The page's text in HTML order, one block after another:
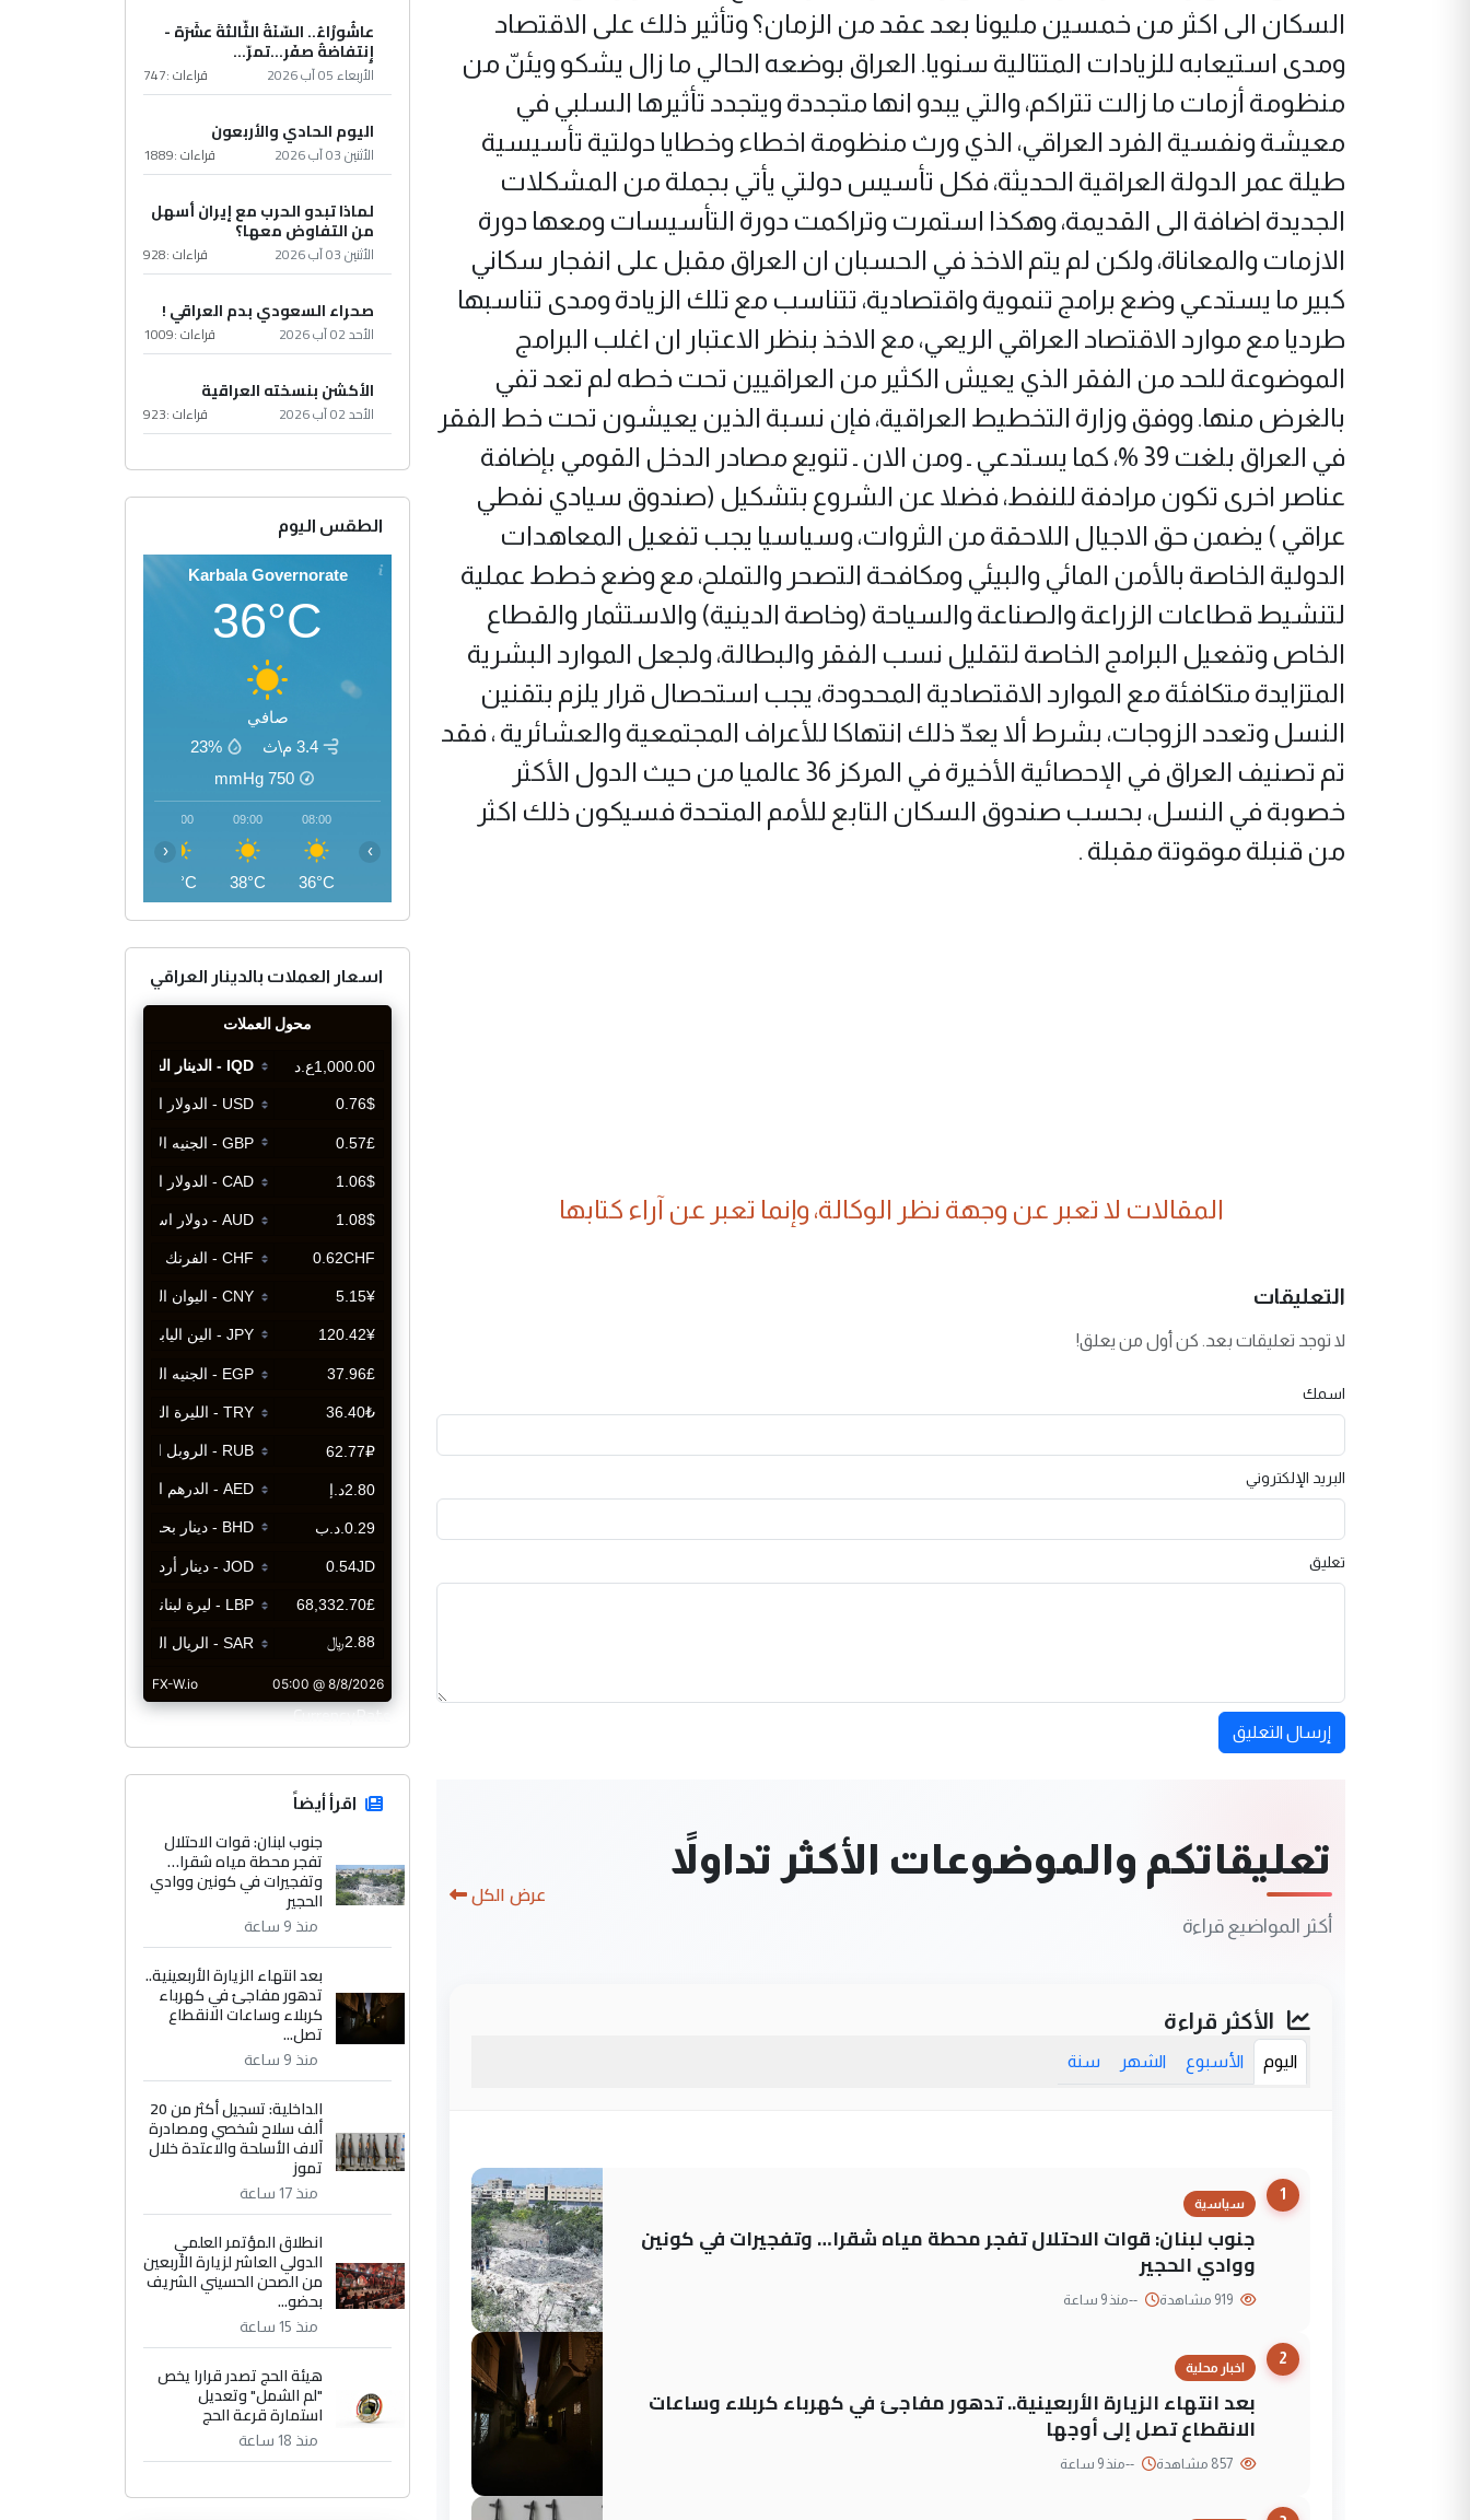
السكان الى اكثر من خمسين مليونا بعد عقد من الزمان؟ وتأثير ذلك على الاقتصاد
ومدى استيعابه للزيادات المتتالية سنويا. العراق بوضعه الحالي ما زال يشكو ويئنّ من
منظومة أزمات ما زالت تتراكم، والتي يبدو انها متجددة ويتجدد تأثيرها السلبي في
معيشة ونفسية الفرد العراقي، الذي ورث منظومة اخطاء وخطايا دولتية تأسيسية
طيلة عمر الدولة العراقية الحديثة، فكل تأسيس دولتي يأتي بجملة من المشكلات
الجديدة اضافة الى القديمة، وهكذا استمرت وتراكمت دورة التأسيسات ومعها دورة
الازمات والمعاناة، ولكن لم يتم الاخذ في الحسبان ان العراق مقبل على انفجار سكاني
كبير ما يستدعي وضع برامج تنموية واقتصادية، تتناسب مع تلك الزيادة ومدى تناسبها
طرديا مع موارد الاقتصاد العراقي الريعي، مع الاخذ بنظر الاعتبار ان اغلب البرامج
الموضوعة للحد من الفقر الذي يعيش الكثير من العراقيين تحت خطه لم تعد تفي
بالغرض منها. ووفق وزارة التخطيط العراقية، فإن نسبة الذين يعيشون تحت خط الفقر
في العراق بلغت 39 %، كما يستدعي ـ ومن الان ـ تنويع مصادر الدخل القومي بإضافة
عناصر اخرى تكون مرادفة للنفط، فضلا عن الشروع بتشكيل (صندوق سيادي نفطي
عراقي ) يضمن حق الاجيال اللاحقة من الثروات، وسياسيا يجب تفعيل المعاهدات
الدولية الخاصة بالأمن المائي والبيئي ومكافحة التصحر والتملح، مع وضع خطط عملية
لتنشيط قطاعات الزراعة والصناعة والسياحة (وخاصة الدينية) والاستثمار والقطاع
الخاص وتفعيل البرامج الخاصة لتقليل نسب الفقر والبطالة، ولجعل الموارد البشرية
المتزايدة متكافئة مع الموارد الاقتصادية المحدودة، يجب استحصال قرار يلزم بتقنين
النسل وتعدد الزوجات، بشرط ألا يعدّ ذلك انتهاكا للأعراف المجتمعية والعشائرية ، فقد
تم تصنيف العراق في الإحصائية الأخيرة في المركز 36 عالميا من حيث الدول الأكثر
خصوبة في النسل، بحسب صندوق السكان التابع للأمم المتحدة فسيكون ذلك اكثر
من قنبلة موقوتة مقبلة .
المقالات لا تعبر عن وجهة نظر الوكالة، وإنما تعبر عن آراء كتابها
التعليقات
لا توجد تعليقات بعد. كن أول من يعلق!
اسمك
البريد الإلكتروني
تعليق
إرسال التعليق
تعليقاتكم والموضوعات الأكثر تداولاً
أكثر المواضيع قراءة
عرض الكل
الأكثر قراءة
اليوم الأسبوع الشهر سنة
1
سياسية
جنوب لبنان: قوات الاحتلال تفجر محطة مياه شقرا… وتفجيرات في كونين
ووادي الحجير
منذ 9 ساعة
2
اخبار محلية
بعد انتهاء الزيارة الأربعينية.. تدهور مفاجئ في كهرباء كربلاء وساعات
الانقطاع تصل إلى أوجها
منذ 9 ساعة
عاشُورْاءُ.. السّنَةُ الثّالثةَ عشَرَة -
إِنتفاضةُ صفَر…تمرّ...
الأربعاء 05 آب 2026 قراءات :747
اليوم الحادي والأربعون
الأثنين 03 آب 2026 قراءات :1889
لماذا تبدو الحرب مع إيران أسهل
من التفاوض معها؟
الأثنين 03 آب 2026 قراءات :928
صحراء السعودي بدم العراقي !
الأحد 02 آب 2026 قراءات :1009
الأكشن بنسخته العراقية
الأحد 02 آب 2026 قراءات :923
الطقس اليوم
Karbala Governorate
36°C
صافي
3.4 م\ث
23%
750
mmHg
08:00
36°C
09:00
38°C
10:00
41°C
‹ ›
اسعار العملات بالدينار العراقي
CurrencyRate
اقرأ أيضاً
جنوب لبنان: قوات الاحتلال
تفجر محطة مياه شقرا…
وتفجيرات في كونين ووادي
الحجير
منذ 9 ساعة
بعد انتهاء الزيارة الأربعينية..
تدهور مفاجئ في كهرباء
كربلاء وساعات الانقطاع
تصل...
منذ 9 ساعة
الداخلية: تسجيل أكثر من 20
ألف سلاح شخصي ومصادرة
آلاف الأسلحة والاعتدة خلال
تموز
منذ 17 ساعة
انطلاق المؤتمر العلمي
الدولي العاشر لزيارة الأربعين
من الصحن الحسيني الشريف
بحضو...
منذ 15 ساعة
هيئة الحج تصدر قرارا يخص
"لم الشمل" وتعديل
استمارة قرعة الحج
منذ 18 ساعة